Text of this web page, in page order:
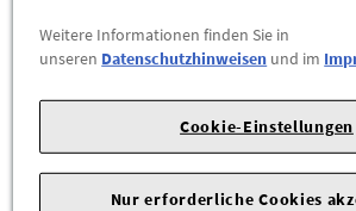
ZUM WARENKORB
Herstellerangaben:Mercedes-Benz AG |
Tel: +49711170 |E-Mail:
dialog.mb@mercedes-benz.com|
https://www.mercedes-benz.com
Weitere Informationen finden Sie in
unseren Datenschutzhinweisen und im
Cookie-Einstellungen
Nur erforderliche Cookies